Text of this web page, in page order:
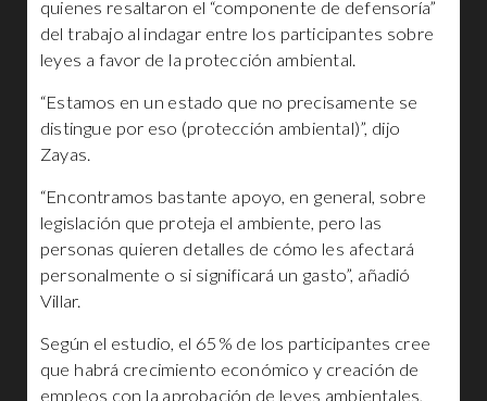
quienes resaltaron el “componente de defensoría”
del trabajo al indagar entre los participantes sobre
leyes a favor de la protección ambiental.
“Estamos en un estado que no precisamente se
distingue por eso (protección ambiental)”, dijo
Zayas.
“Encontramos bastante apoyo, en general, sobre
legislación que proteja el ambiente, pero las
personas quieren detalles de cómo les afectará
personalmente o si significará un gasto”, añadió
Villar.
Según el estudio, el 65% de los participantes cree
que habrá crecimiento económico y creación de
empleos con la aprobación de leyes ambientales,